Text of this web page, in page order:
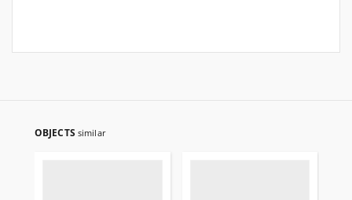
OBJECTS similar